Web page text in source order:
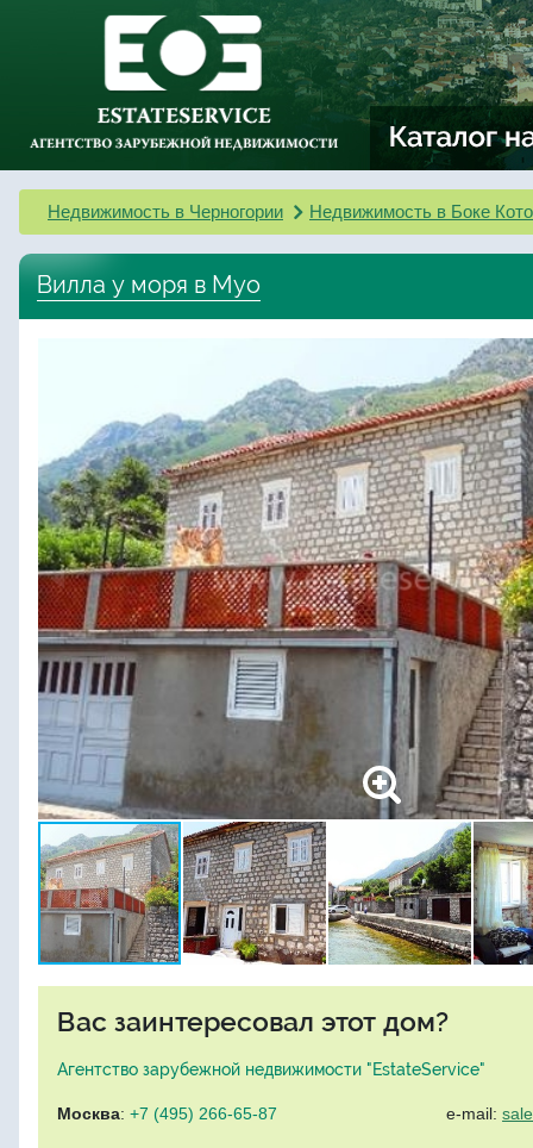
Недвижимость в Черногории Недвижимость в Боке
Вилла у моря в Муо
Вас заинтересовал этот дом?
Агентство зарубежной недвижимости "EstateService"
Москва: +7 (495) 266-65-87 e-mail: